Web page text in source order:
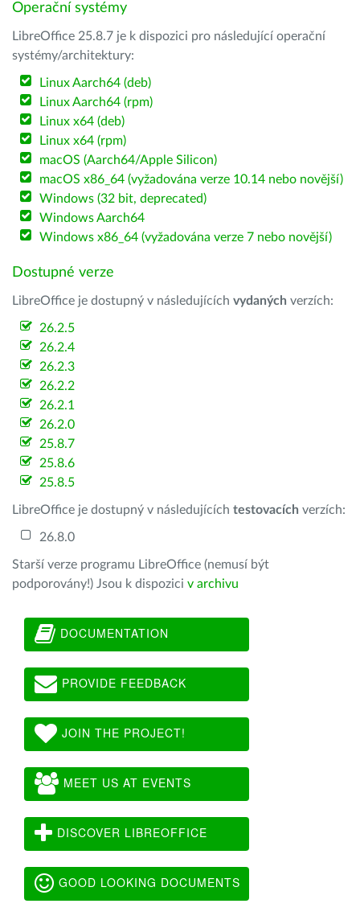
Operační systémy
LibreOffice 25.8.7 je k dispozici pro následující operační
systémy/architektury:
Linux Aarch64 (deb)
Linux Aarch64 (rpm)
Linux x64 (deb)
Linux x64 (rpm)
macOS (Aarch64/Apple Silicon)
macOS x86_64 (vyžadována verze 10.14 nebo novější)
Windows (32 bit, deprecated)
Windows Aarch64
Windows x86_64 (vyžadována verze 7 nebo novější)
Dostupné verze
LibreOffice je dostupný v následujících vydaných verzích:
26.2.5
26.2.4
26.2.3
26.2.2
26.2.1
26.2.0
25.8.7
25.8.6
25.8.5
LibreOffice je dostupný v následujících testovacích verzích:
26.8.0
Starší verze programu LibreOffice (nemusí být
podporovány!) Jsou k dispozici v archivu
DOCUMENTATION
PROVIDE FEEDBACK
JOIN THE PROJECT!
MEET US AT EVENTS
DISCOVER LIBREOFFICE
GOOD LOOKING DOCUMENTS